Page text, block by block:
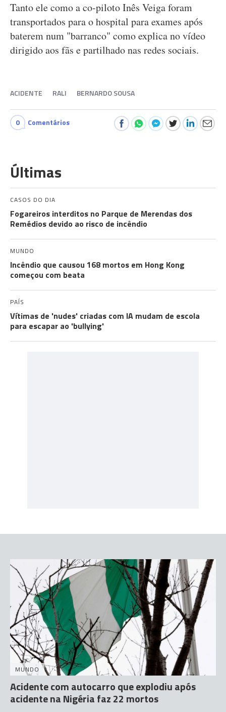
Tanto ele como a co-piloto Inês Veiga foram
transportados para o hospital para exames após
baterem num "barranco" como explica no vídeo
dirigido aos fãs e partilhado nas redes sociais.
ACIDENTE RALI BERNARDO SOUSA
0 Comentários
Últimas
CASOS DO DIA
Fogareiros interditos no Parque de Merendas dos
Remédios devido ao risco de incêndio
MUNDO
Incêndio que causou 168 mortos em Hong Kong
começou com beata
PAÍS
Vítimas de 'nudes' criadas com IA mudam de escola
para escapar ao 'bullying'
MUNDO
Acidente com autocarro que explodiu após
acidente na Nigéria faz 22 mortos